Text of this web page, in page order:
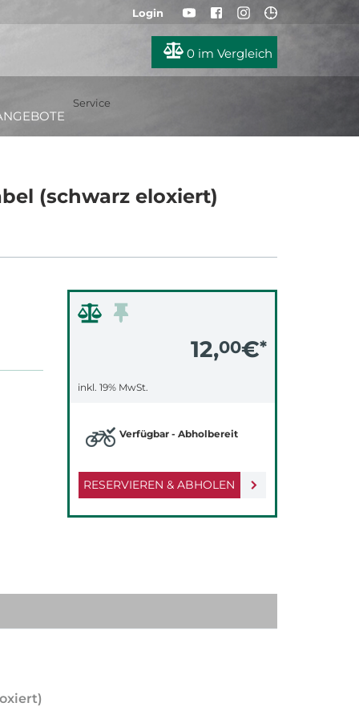
Login
0 im Vergleich
Service
(schwarz eloxiert)
12,00€*
inkl. 19% MwSt.
RESERVIEREN & ABHOLEN
Verfügbar - Abholbereit